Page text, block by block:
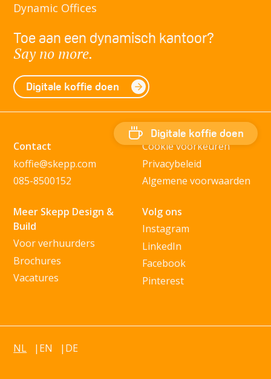
Dynamic Offices
Toe aan een dynamisch kantoor?
Say no more.
Digitale koffie doen
Contact
koffie@skepp.com
085-8500152
Cookie voorkeuren
Privacybeleid
Algemene voorwaarden
Meer Skepp Design &
Build
Voor verhuurders
Brochures
Vacatures
Volg ons
Instagram
LinkedIn
Facebook
Pinterest
NL EN DE
Digitale koffie doen